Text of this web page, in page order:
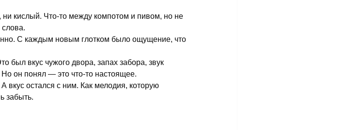
кислый. Что-то между компотом и пивом, но не
С каждым новым глотком было ощущение, что
был вкус чужого двора, запах забора, звук
он понял — это что-то настоящее.
остался с ним. Как мелодия, которую
забыть.